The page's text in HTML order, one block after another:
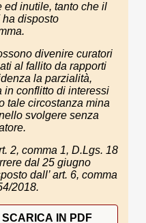
inutile, tanto che il
ha disposto
divenire curatori
al fallito da rapporti
la parzialità,
in conflitto di interessi
tale circostanza mina
svolgere senza
2, comma 1, D.Lgs. 18
dal 25 giugno
dall’ art. 6, comma
2018.
SCARICA IN PDF